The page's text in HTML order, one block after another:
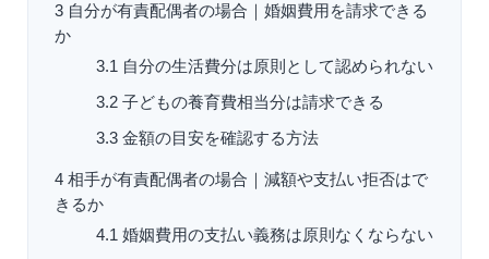
3 自分が有責配偶者の場合｜婚姻費用を請求できる
か
3.1 自分の生活費分は原則として認められない
3.2 子どもの養育費相当分は請求できる
3.3 金額の目安を確認する方法
4 相手が有責配偶者の場合｜減額や支払い拒否はで
きるか
4.1 婚姻費用の支払い義務は原則なくならない